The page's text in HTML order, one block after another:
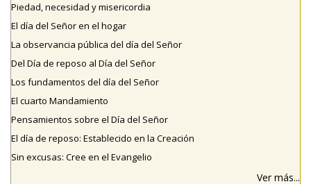
Piedad, necesidad y misericordia
El día del Señor en el hogar
La observancia pública del día del Señor
Del Día de reposo al Día del Señor
Los fundamentos del día del Señor
El cuarto Mandamiento
Pensamientos sobre el Día del Señor
El día de reposo: Establecido en la Creación
Sin excusas: Cree en el Evangelio
Ver más...